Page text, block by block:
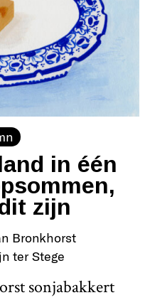
in één
zijn
Bronkhorst
ter Stege
sonjabakkert